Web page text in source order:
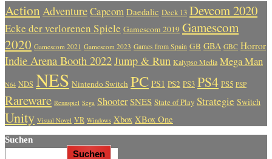
Action AdventureCapcom Daedalic Deck 13 Devcom 2020
Ecke der verlorenen Spiele Gamescom 2019 Gamescom
2020 Gamescom 2021 Gamescom 2023 Games from Spain GB GBA GBC Horror
Indie Arena Booth 2022Jump & Run Kalypso Media Mega Man
N64 NDS NES Nintendo Switch PC PS1 PS2 PS3 PS4 PS5 PSP
Rareware Rennspiel Sega Shooter SNES State of Play Strategie Switch
Unity Visual Novel VR Windows Xbox XBox One
Suchen
Suchen